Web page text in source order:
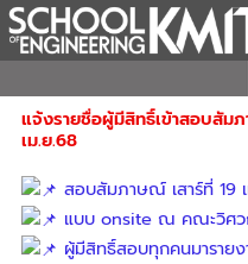
Skip
to
แจ้งรายชื่อผู้มีสิทธิ์เข้าสอบสัม
เม.ย.68
สอบสัมภาษณ์ เสาร์ที่ 19
แบบ onsite ณ คณะวิศว
ผู้มีสิทธิ์สอบทุกคนมารายง